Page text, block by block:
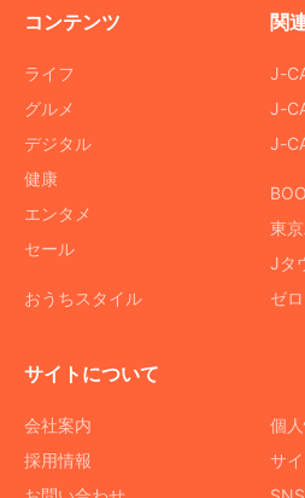
コンテンツ
ライフ
グルメ
デジタル
健康
エンタメ
セール
おうちスタイル
関
J-
J-
J-
東
Jタ
ゼ
サイトについて
会社案内
採用情報
個
サ